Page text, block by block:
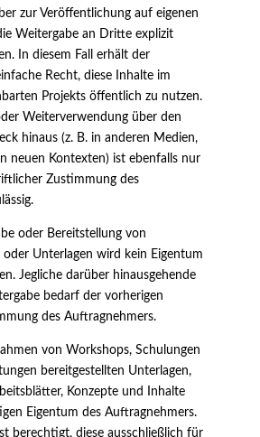
zur Veröffentlichung auf eigenen
Weitergabe an Dritte explizit
In diesem Fall erhält der
Recht, diese Inhalte im
Projekts öffentlich zu nutzen.
Weiterverwendung über den
hinaus (z. B. in anderen Medien,
neuen Kontexten) ist ebenfalls nur
Zustimmung des
oder Bereitstellung von
oder Unterlagen wird kein Eigentum
Jegliche darüber hinausgehende
bedarf der vorherigen
des Auftragnehmers.
von Workshops, Schulungen
bereitgestellten Unterlagen,
Konzepte und Inhalte
Eigentum des Auftragnehmers.
berechtigt, diese ausschließlich für